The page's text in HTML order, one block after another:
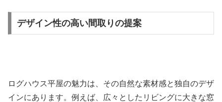
デザイン性の高い間取りの提案
ログハウス平屋の魅力は、その自然な素材感と独自のデザ
インにあります。例えば、広々としたリビングに大きな窓